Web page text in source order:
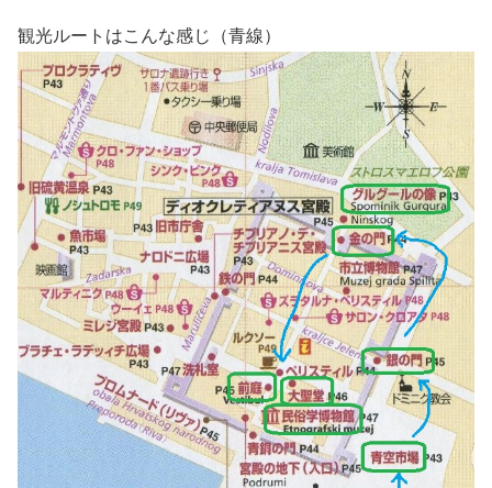
観光ルートはこんな感じ（青線）